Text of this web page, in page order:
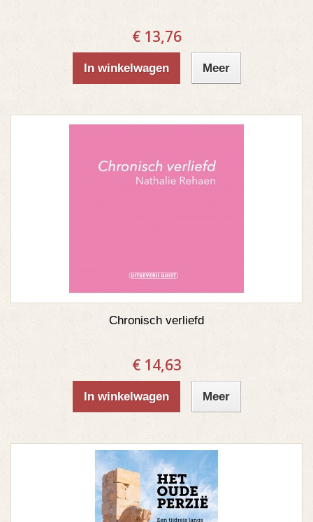
€ 13,76
In winkelwagen Meer
Chronisch verliefd
€ 14,63
In winkelwagen Meer